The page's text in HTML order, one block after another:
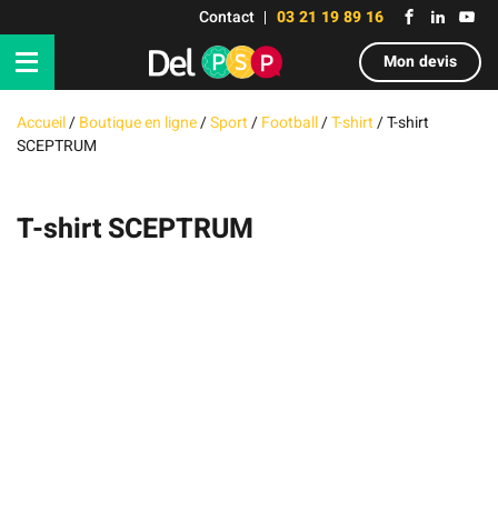
Contact
03 21 19 89 16
Mon devis
Accueil/Boutique en ligne/Sport/Football/T-shirt/T-shirt
SCEPTRUM
T-shirt SCEPTRUM